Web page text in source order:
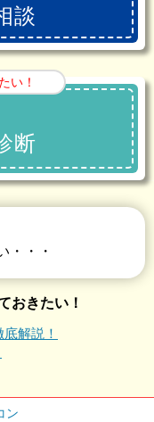
談
い！
断
・・・
おきたい！
解説！
ン